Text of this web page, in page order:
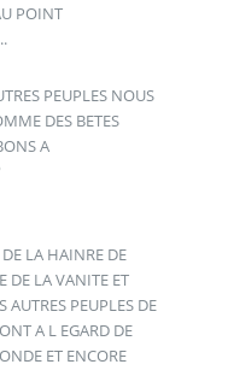
POINT
PEUPLES NOUS
DES BETES
A
LA HAINRE DE
DE LA VANITE ET
PEUPLES DE
A L EGARD DE
ET ENCORE